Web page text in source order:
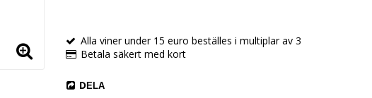
Alla viner under 15 euro beställes i multiplar av 3
Betala säkert med kort
DELA